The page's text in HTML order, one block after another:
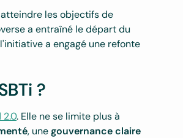
les objectifs de
a entraîné le départ du
a engagé une refonte
?
2.0. Elle ne se limite plus à
, unegouvernance claire